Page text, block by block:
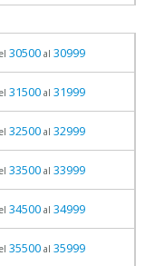
30500al 30999
31500al 31999
32500al 32999
33500al 33999
34500al 34999
35500al 35999